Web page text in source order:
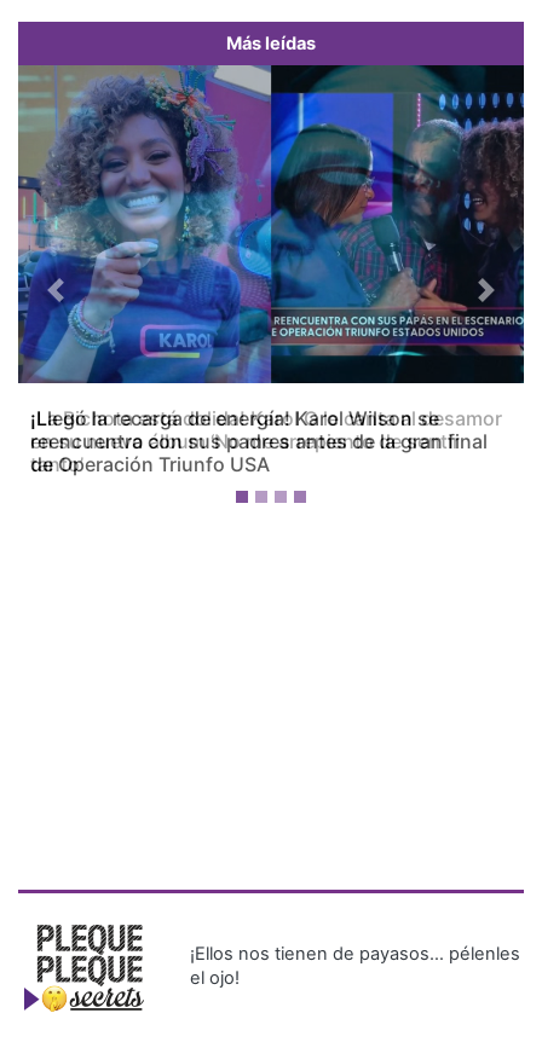
Más leídas
¡La Bichota está dolida! Karol G le canta al desamor
en su nuevo álbum ‘No me arrepiento de sentir
tanto’
Previous Next
¡Ellos nos tienen de payasos… pélenles
el ojo!